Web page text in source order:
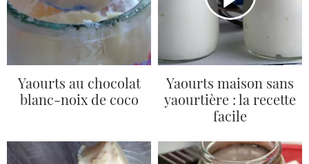
Yaourts au chocolat
blanc-noix de coco
Yaourts maison sans
yaourtière : la recette
facile